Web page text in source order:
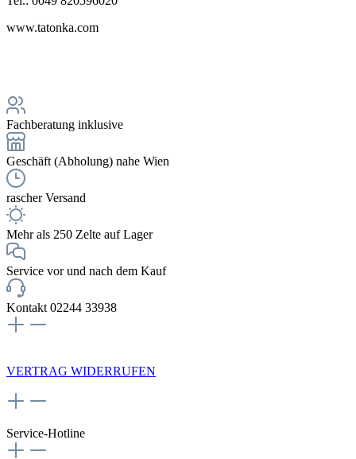
www.tatonka.com
Fachberatung inklusive
Geschäft (Abholung) nahe Wien
rascher Versand
Mehr als 250 Zelte auf Lager
Service vor und nach dem Kauf
Kontakt 02244 33938
VERTRAG WIDERRUFEN
Service-Hotline